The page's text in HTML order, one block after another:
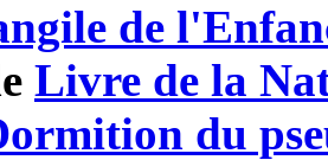
de
Livre de la
du